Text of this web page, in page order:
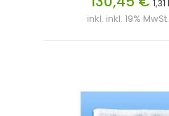
inkl. inkl. 19%